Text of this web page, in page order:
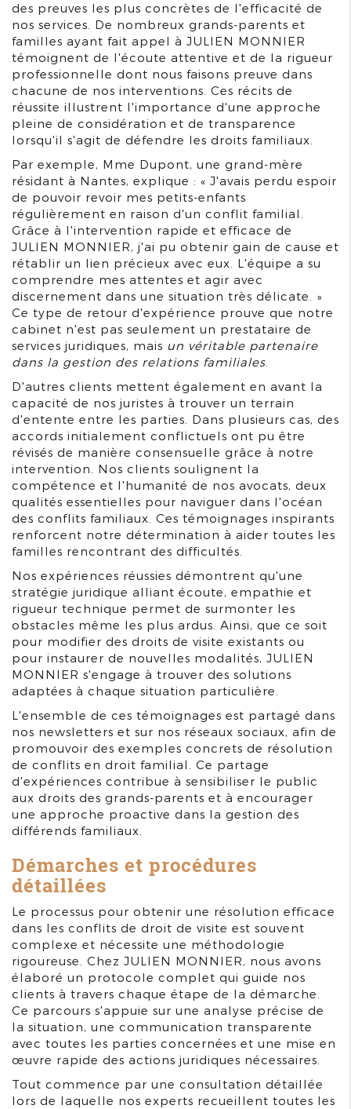
des preuves les plus concrètes de l'efficacité de
nos services. De nombreux grands-parents et
familles ayant fait appel à JULIEN MONNIER
témoignent de l'écoute attentive et de la rigueur
professionnelle dont nous faisons preuve dans
chacune de nos interventions. Ces récits de
réussite illustrent l'importance d'une approche
pleine de considération et de transparence
lorsqu'il s'agit de défendre les droits familiaux.
Par exemple, Mme Dupont, une grand-mère
résidant à Nantes, explique : « J'avais perdu espoir
de pouvoir revoir mes petits-enfants
régulièrement en raison d'un conflit familial.
Grâce à l'intervention rapide et efficace de
JULIEN MONNIER, j'ai pu obtenir gain de cause et
rétablir un lien précieux avec eux. L'équipe a su
comprendre mes attentes et agir avec
discernement dans une situation très délicate. »
Ce type de retour d'expérience prouve que notre
cabinet n'est pas seulement un prestataire de
services juridiques, mais un véritable partenaire
dans la gestion des relations familiales
D'autres clients mettent également en avant la
capacité de nos juristes à trouver un terrain
d'entente entre les parties. Dans plusieurs cas, des
accords initialement conflictuels ont pu être
révisés de manière consensuelle grâce à notre
intervention. Nos clients soulignent la
compétence et l'humanité de nos avocats, deux
qualités essentielles pour naviguer dans l'océan
des conflits familiaux. Ces témoignages inspirants
renforcent notre détermination à aider toutes les
familles rencontrant des difficultés.
Nos expériences réussies démontrent qu'une
stratégie juridique alliant écoute, empathie et
rigueur technique permet de surmonter les
obstacles même les plus ardus. Ainsi, que ce soit
pour modifier des droits de visite existants ou
pour instaurer de nouvelles modalités, JULIEN
MONNIER s'engage à trouver des solutions
adaptées à chaque situation particulière.
L'ensemble de ces témoignages est partagé dans
nos newsletters et sur nos réseaux sociaux, afin de
promouvoir des exemples concrets de résolution
de conflits en droit familial. Ce partage
d'expériences contribue à sensibiliser le public
aux droits des grands-parents et à encourager
une approche proactive dans la gestion des
différends familiaux.
Démarches et procédures
détaillées
Le processus pour obtenir une résolution efficace
dans les conflits de droit de visite est souvent
complexe et nécessite une méthodologie
rigoureuse. Chez JULIEN MONNIER, nous avons
élaboré un protocole complet qui guide nos
clients à travers chaque étape de la démarche.
Ce parcours s'appuie sur une analyse précise de
la situation, une communication transparente
avec toutes les parties concernées et une mise en
œuvre rapide des actions juridiques nécessaires.
Tout commence par une consultation détaillée
lors de laquelle nos experts recueillent toutes les